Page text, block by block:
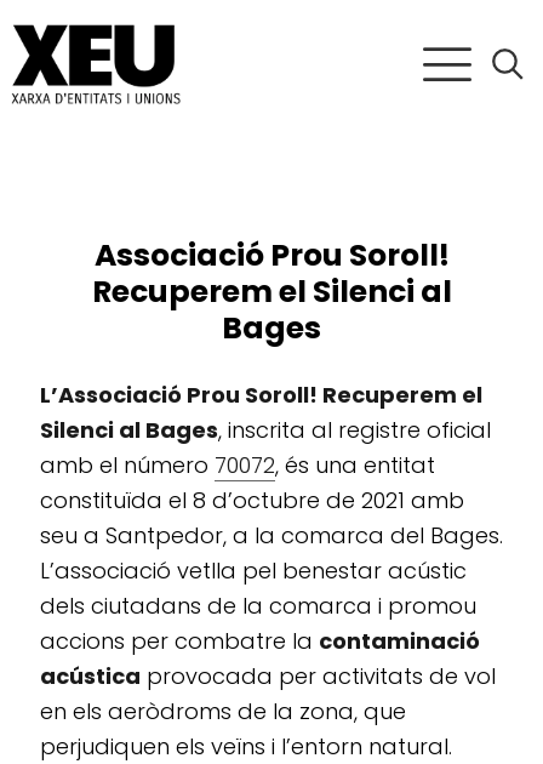
Associació Prou Soroll!
Recuperem el Silenci al
Bages
L’Associació Prou Soroll! Recuperem el
Silenci al Bages, inscrita al registre oficial
amb el número 70072, és una entitat
constituïda el 8 d’octubre de 2021 amb
seu a Santpedor, a la comarca del Bages.
L’associació vetlla pel benestar acústic
dels ciutadans de la comarca i promou
accions per combatre la contaminació
acústica provocada per activitats de vol
en els aeròdroms de la zona, que
perjudiquen els veïns i l’entorn natural.